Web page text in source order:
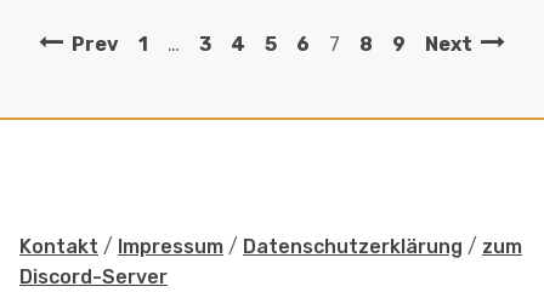
Prev 1 … 3 4 5 6 7 8 9 Next
Kontakt / Impressum / Datenschutzerklärung / zum
Discord-Server